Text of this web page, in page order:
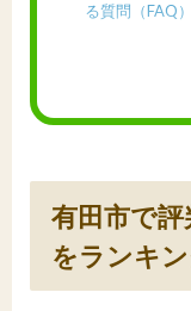
る質問（FAQ）
有田市で
をランキ